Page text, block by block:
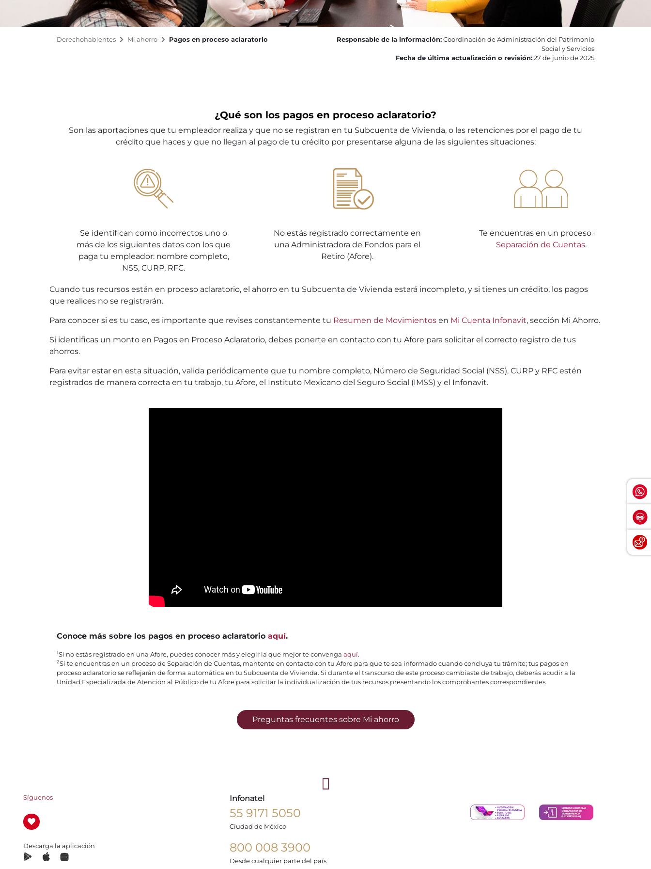
Derechohabientes Mi ahorro Pagos en proceso aclaratorio Responsable de la información: Coordinación de Administración del Patrimonio
Social y Servicios
Fecha de última actualización o revisión: 27 de junio de 2025
¿Qué son los pagos en proceso aclaratorio?
Son las aportaciones que tu empleador realiza y que no se registran en tu Subcuenta de Vivienda, o las retenciones por el pago de tu
crédito que haces y que no llegan al pago de tu crédito por presentarse alguna de las siguientes situaciones:
Se identifican como incorrectos uno o
más de los siguientes datos con los que
paga tu empleador: nombre completo,
NSS, CURP, RFC.
No estás registrado correctamente en
una Administradora de Fondos para el
Retiro (Afore).
Te encuentras en un proceso de
Separación de Cuentas.
Cuando tus recursos están en proceso aclaratorio, el ahorro en tu Subcuenta de Vivienda estará incompleto, y si tienes un crédito, los pagos
que realices no se registrarán.
Para conocer si es tu caso, es importante que revises constantemente tu Resumen de Movimientos en Mi Cuenta Infonavit, sección Mi Ahorro.
Si identificas un monto en Pagos en Proceso Aclaratorio, debes ponerte en contacto con tu Afore para solicitar el correcto registro de tus
ahorros.
Para evitar estar en esta situación, valida periódicamente que tu nombre completo, Número de Seguridad Social (NSS), CURP y RFC estén
registrados de manera correcta en tu trabajo, tu Afore, el Instituto Mexicano del Seguro Social (IMSS) y el Infonavit.
Conoce más sobre los pagos en proceso aclaratorio aquí.
1Si no estás registrado en una Afore, puedes conocer más y elegir la que mejor te convenga aquí.
2Si te encuentras en un proceso de Separación de Cuentas, mantente en contacto con tu Afore para que te sea informado cuando concluya tu trámite; tus pagos en
proceso aclaratorio se reflejarán de forma automática en tu Subcuenta de Vivienda. Si durante el transcurso de este proceso cambiaste de trabajo, deberás acudir a la
Unidad Especializada de Atención al Público de tu Afore para solicitar la individualización de tus recursos presentando los comprobantes correspondientes.
Preguntas frecuentes sobre Mi ahorro
Síguenos
Descarga la aplicación
Infonatel
55 9171 5050
Ciudad de México
800 008 3900
Desde cualquier parte del país